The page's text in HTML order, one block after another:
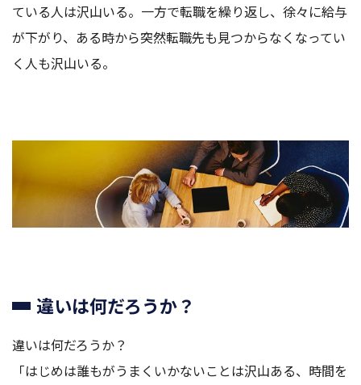
ている人は沢山いる。一方で転職を繰り返し、徐々に給与
が下がり、ある時から突然転職先も見つからなくなってい
く人も沢山いる。
違いは何だろうか？
違いは何だろうか？
「はじめは誰もがうまくいかないことは沢山ある、時間を